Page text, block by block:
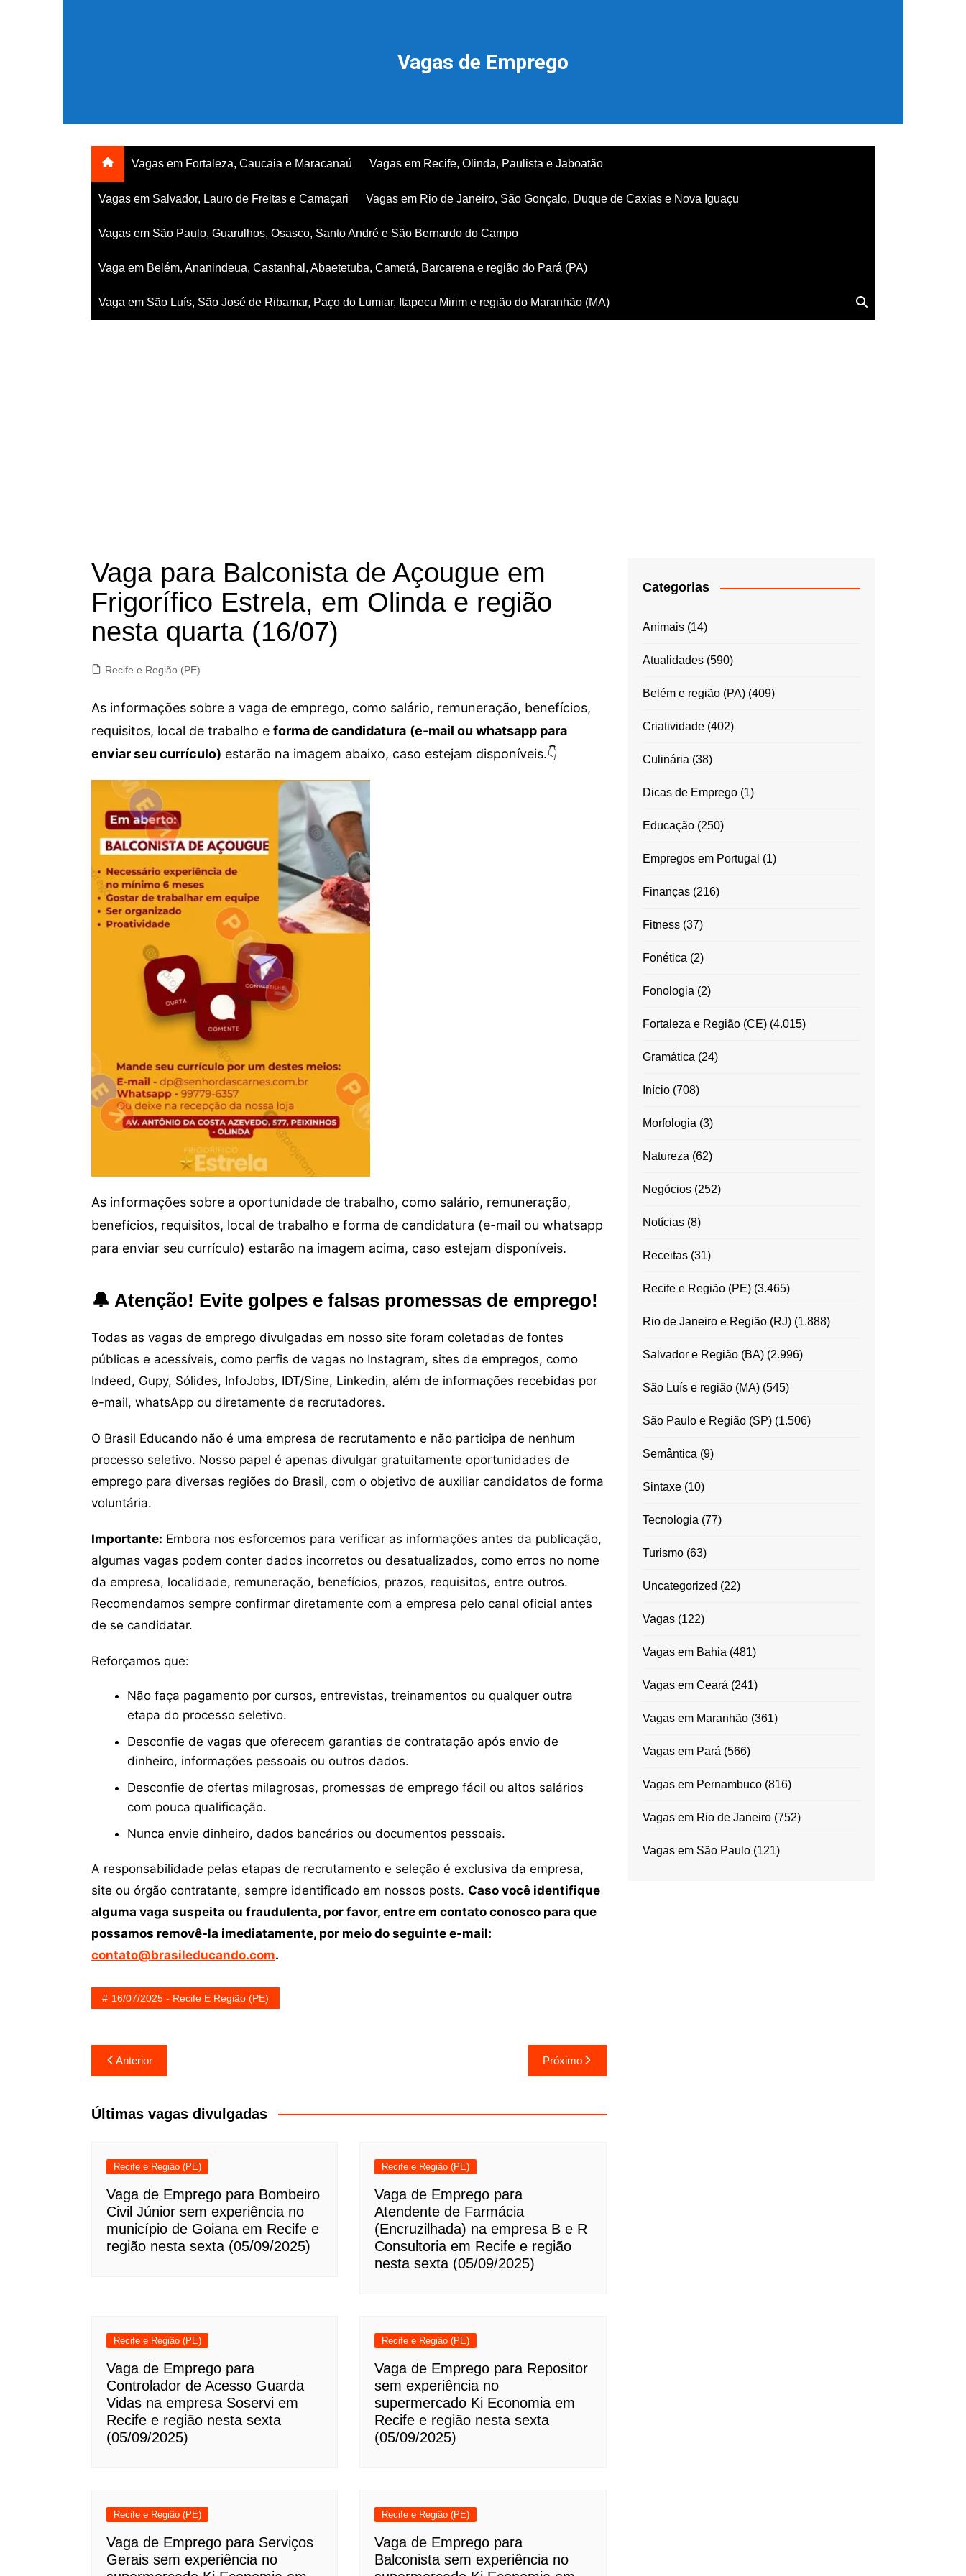
Vagas de Emprego
Vagas em Fortaleza, Caucaia e Maracanaú Vagas em Recife, Olinda, Paulista e Jaboatão
Vagas em Salvador, Lauro de Freitas e Camaçari Vagas em Rio de Janeiro, São Gonçalo, Duque de Caxias e Nova Iguaçu
Vagas em São Paulo, Guarulhos, Osasco, Santo André e São Bernardo do Campo
Vaga em Belém, Ananindeua, Castanhal, Abaetetuba, Cametá, Barcarena e região do Pará (PA)
Vaga em São Luís, São José de Ribamar, Paço do Lumiar, Itapecu Mirim e região do Maranhão (MA)
Vaga para Balconista de Açougue em
Frigorífico Estrela, em Olinda e região
nesta quarta (16/07)
Recife e Região (PE)
As informações sobre a vaga de emprego, como salário, remuneração, benefícios,
requisitos, local de trabalho e forma de candidatura (e-mail ou whatsapp para
enviar seu currículo) estarão na imagem abaixo, caso estejam disponíveis.👇
As informações sobre a oportunidade de trabalho, como salário, remuneração,
benefícios, requisitos, local de trabalho e forma de candidatura (e-mail ou whatsapp
para enviar seu currículo) estarão na imagem acima, caso estejam disponíveis.
🔔 Atenção! Evite golpes e falsas promessas de emprego!
Todas as vagas de emprego divulgadas em nosso site foram coletadas de fontes
públicas e acessíveis, como perfis de vagas no Instagram, sites de empregos, como
Indeed, Gupy, Sólides, InfoJobs, IDT/Sine, Linkedin, além de informações recebidas por
e-mail, whatsApp ou diretamente de recrutadores.
O Brasil Educando não é uma empresa de recrutamento e não participa de nenhum
processo seletivo. Nosso papel é apenas divulgar gratuitamente oportunidades de
emprego para diversas regiões do Brasil, com o objetivo de auxiliar candidatos de forma
voluntária.
Importante: Embora nos esforcemos para verificar as informações antes da publicação,
algumas vagas podem conter dados incorretos ou desatualizados, como erros no nome
da empresa, localidade, remuneração, benefícios, prazos, requisitos, entre outros.
Recomendamos sempre confirmar diretamente com a empresa pelo canal oficial antes
de se candidatar.
Reforçamos que:
Não faça pagamento por cursos, entrevistas, treinamentos ou qualquer outra
etapa do processo seletivo.
Desconfie de vagas que oferecem garantias de contratação após envio de
dinheiro, informações pessoais ou outros dados.
Desconfie de ofertas milagrosas, promessas de emprego fácil ou altos salários
com pouca qualificação.
Nunca envie dinheiro, dados bancários ou documentos pessoais.
A responsabilidade pelas etapas de recrutamento e seleção é exclusiva da empresa,
site ou órgão contratante, sempre identificado em nossos posts. Caso você identifique
alguma vaga suspeita ou fraudulenta, por favor, entre em contato conosco para que
possamos removê-la imediatamente, por meio do seguinte e-mail:
contato@brasileducando.com.
16/07/2025 - Recife E Região (PE)
Navegação
de
Post
Anterior Próximo
Últimas vagas divulgadas
Recife e Região (PE)
Vaga de Emprego para Bombeiro
Civil Júnior sem experiência no
município de Goiana em Recife e
região nesta sexta (05/09/2025)
Recife e Região (PE)
Vaga de Emprego para
Atendente de Farmácia
(Encruzilhada) na empresa B e R
Consultoria em Recife e região
nesta sexta (05/09/2025)
Recife e Região (PE)
Vaga de Emprego para
Controlador de Acesso Guarda
Vidas na empresa Soservi em
Recife e região nesta sexta
(05/09/2025)
Recife e Região (PE)
Vaga de Emprego para Repositor
sem experiência no
supermercado Ki Economia em
Recife e região nesta sexta
(05/09/2025)
Recife e Região (PE)
Vaga de Emprego para Serviços
Gerais sem experiência no
Recife e Região (PE)
Vaga de Emprego para
Balconista sem experiência no
Categorias
Animais(14)
Atualidades(590)
Belém e região (PA)(409)
Criatividade(402)
Culinária (38)
Dicas de Emprego(1)
Educação(250)
Empregos em Portugal (1)
Finanças(216)
Fitness(37)
Fonética (2)
Fonologia (2)
Fortaleza e Região (CE)(4.015)
Gramática (24)
Início(708)
Morfologia (3)
Natureza (62)
Negócios(252)
Notícias(8)
Receitas(31)
Recife e Região (PE)(3.465)
Rio de Janeiro e Região (RJ)(1.888)
Salvador e Região (BA)(2.996)
São Luís e região (MA)(545)
São Paulo e Região (SP)(1.506)
Semântica (9)
Sintaxe(10)
Tecnologia (77)
Turismo(63)
Uncategorized (22)
Vagas(122)
Vagas em Bahia (481)
Vagas em Ceará (241)
Vagas em Maranhão(361)
Vagas em Pará (566)
Vagas em Pernambuco(816)
Vagas em Rio de Janeiro(752)
Vagas em São Paulo(121)